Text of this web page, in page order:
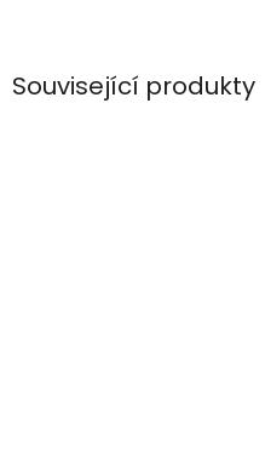
Související produkty